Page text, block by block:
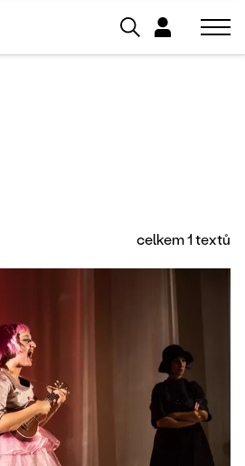
celkem 1 textů